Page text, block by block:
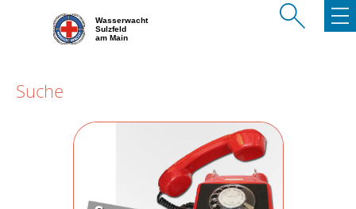
Wasserwacht
Sulzfeld
am Main
Suche